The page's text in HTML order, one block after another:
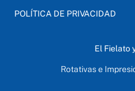
POLÍTICA DE PRIVACIDAD
El Fielato
Rotativas e